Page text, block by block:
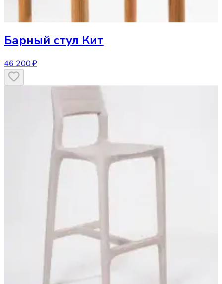
Барный стул Кит
46 200 ₽